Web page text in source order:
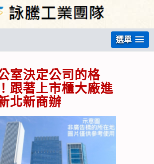
選單
室決定公司的格
跟著上市櫃大廠進
北新商辦